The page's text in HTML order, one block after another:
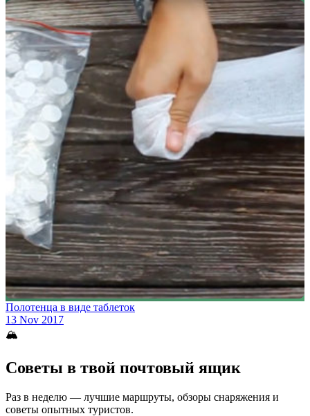
Полотенца в виде таблеток
13 Nov 2017
🏔
Советы в твой почтовый ящик
Раз в неделю — лучшие маршруты, обзоры снаряжения и
советы опытных туристов.